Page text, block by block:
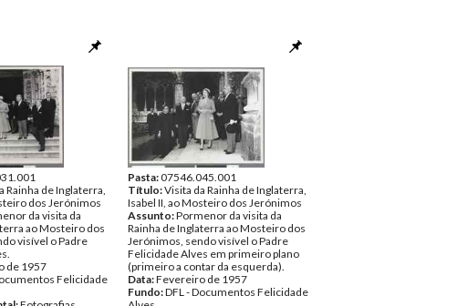
Rainha de Inglaterra,
dos Jerónimos
da visita da
ao Mosteiro dos
visível o Padre
de 1957
Felicidade
Pasta:07546.045.001
Título:Visita da Rainha de Inglaterra,
Isabel II, ao Mosteiro dos Jerónimos
Assunto:Pormenor da visita da
Rainha de Inglaterra ao Mosteiro dos
Jerónimos, sendo visível o Padre
Felicidade Alves em primeiro plano
(primeiro a contar da esquerda).
Data:Fevereiro de 1957
Fundo:DFL - Documentos Felicidade